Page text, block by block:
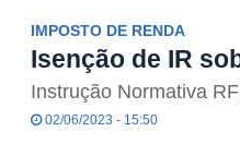
IMPOSTO DE RENDA
Isenção de IR
Instrução Normativa
02/06/2023 - 15:50